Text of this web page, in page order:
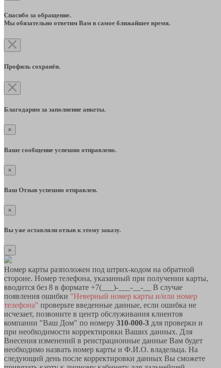
Спасибо за обращение.
Мы обязательно ответим Вам в самое ближайшее время.
Профиль сохранён.
Благодарим за заполнение анкеты.
×
Ваше сообщение успешно отправлено.
×
Ваш Отзыв успешно отправлен.
×
Вы уже оставляли отзыв к этому заказу.
×
Номер карты разположен под штрих-кодом на обратной
стороне. Номер телефона, указанный при получении карты,
вводится без 8 в формате +7(___)-___-__-__ В случае
появления ошибки "Неверный номер карты и/или номер
телефона" проверьте введенные данные, если ошибка не
исчезает, позвоните в центр обслуживания клиентов
компании "Ваш Дом" по номеру 310-000-3 для проверки и
при необходимости корректировки Ваших данных. Для
Внесения изменений в реистрационные данные Вам будет
необходимо назвать номер карты и Ф.И.О. владельца. На
следующий день после корректировки данных Вы сможете